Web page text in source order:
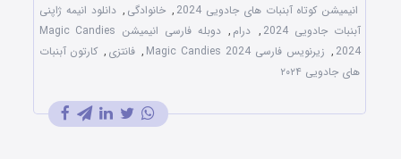
انیمیشن کوتاه آبنبات های جادویی 2024
, خانوادگی , دانلود انیمه ژاپنی
آبنبات جادویی 2024
, درام ,
دوبله فارسی انیمیشن Magic Candies
2024
, زیرنویس فارسی Magic Candies 2024 , فانتزی , کارتون آبنبات
های جادویی ۲۰۲۴